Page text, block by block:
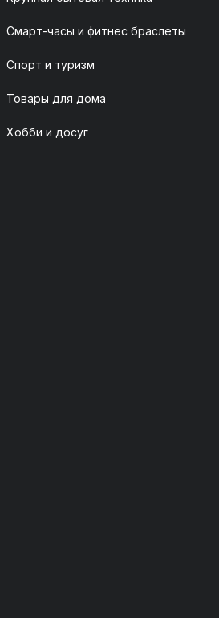
Смарт-часы и фитнес браслеты
Спорт и туризм
Товары для дома
Хобби и досуг